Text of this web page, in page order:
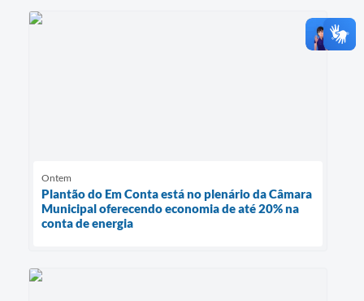
Ontem
Plantão do Em Conta está no plenário da Câmara
Municipal oferecendo economia de até 20% na
conta de energia